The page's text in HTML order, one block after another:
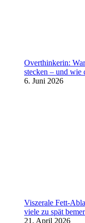
Overthinkerin:
stecken – und wie
6. Juni 2026
Viszerale Fett-
viele zu spät
21. April 2026